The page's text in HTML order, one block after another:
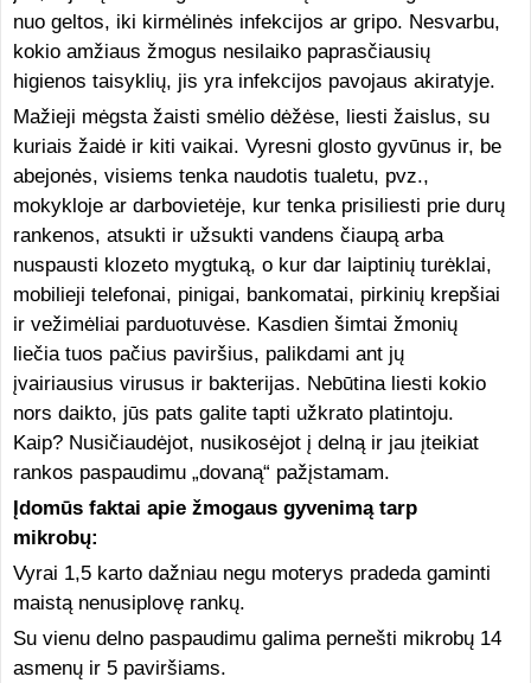
nuo geltos, iki kirmėlinės infekcijos ar gripo. Nesvarbu,
kokio amžiaus žmogus nesilaiko paprasčiausių
higienos taisyklių, jis yra infekcijos pavojaus akiratyje.
Mažieji mėgsta žaisti smėlio dėžėse, liesti žaislus, su
kuriais žaidė ir kiti vaikai. Vyresni glosto gyvūnus ir, be
abejonės, visiems tenka naudotis tualetu, pvz.,
mokykloje ar darbovietėje, kur tenka prisiliesti prie durų
rankenos, atsukti ir užsukti vandens čiaupą arba
nuspausti klozeto mygtuką, o kur dar laiptinių turėklai,
mobilieji telefonai, pinigai, bankomatai, pirkinių krepšiai
ir vežimėliai parduotuvėse. Kasdien šimtai žmonių
liečia tuos pačius paviršius, palikdami ant jų
įvairiausius virusus ir bakterijas. Nebūtina liesti kokio
nors daikto, jūs pats galite tapti užkrato platintoju.
Kaip? Nusičiaudėjot, nusikosėjot į delną ir jau įteikiat
rankos paspaudimu „dovaną“ pažįstamam.
Įdomūs faktai apie žmogaus gyvenimą tarp
mikrobų:
Vyrai 1,5 karto dažniau negu moterys pradeda gaminti
maistą nenusiplovę rankų.
Su vienu delno paspaudimu galima pernešti mikrobų 14
asmenų ir 5 paviršiams.